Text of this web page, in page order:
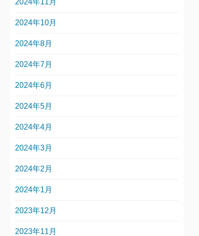
2024年11月
2024年10月
2024年8月
2024年7月
2024年6月
2024年5月
2024年4月
2024年3月
2024年2月
2024年1月
2023年12月
2023年11月